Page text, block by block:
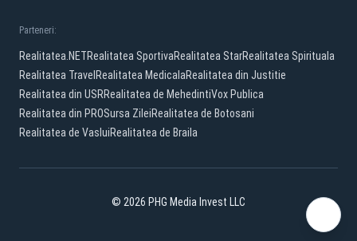
Parteneri:
Realitatea.NETRealitatea SportivaRealitatea StarRealitatea Spirituala
Realitatea Travel Realitatea MedicalaRealitatea din Justitie
Realitatea din USRRealitatea de MehedintiVox Publica
Realitatea din PROSursa ZileiRealitatea de Botosani
Realitatea de VasluiRealitatea de Braila
© 2026 PHG Media Invest LLC